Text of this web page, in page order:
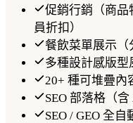
促銷行銷（商品
員折扣）
餐飲菜單展示（
多種設計感版型
20+ 種可堆疊內
SEO 部落格（含
SEO / GEO 全自